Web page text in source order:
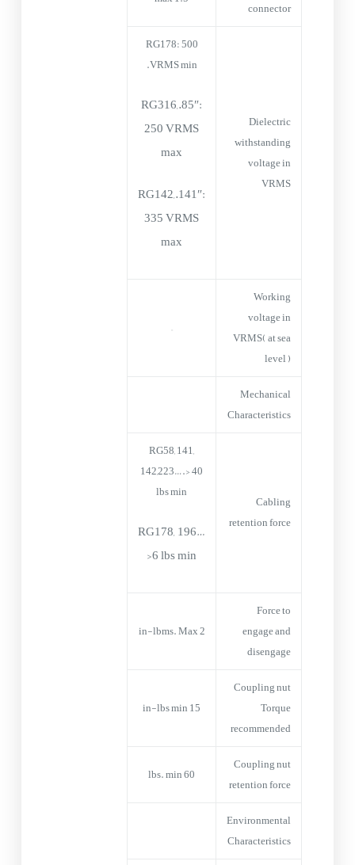
connector
Dielectric
withstanding
voltage in
VRMS
RG178: 500
VRMS min.
RG316,.85″:
250 VRMS
max
RG142,.141″:
335 VRMS
max
Working
voltage in
VRMS( at sea
level )
–
Mechanical
Characteristics
Cabling
retention force
RG58, 141,
142,223….> 40
lbs min
RG178, 196…
>6 lbs min
Force to
engage and
disengage
2 in-lbms. Max
Coupling nut
Torque
recommended
15 in-lbs min
Coupling nut
retention force
60 lbs. min
Environmental
Characteristics